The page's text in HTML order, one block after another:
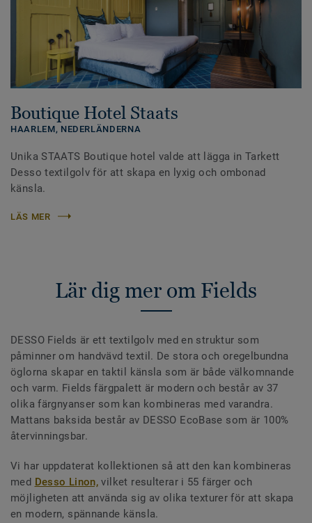
Boutique Hotel Staats
HAARLEM, NEDERLÄNDERNA
Unika STAATS Boutique hotel valde att lägga in Tarkett
Desso textilgolv för att skapa en lyxig och ombonad
känsla.
LÄS MER
Lär dig mer om Fields
DESSO Fields är ett textilgolv med en struktur som
påminner om handvävd textil. De stora och oregelbundna
öglorna skapar en taktil känsla som är både välkomnande
och varm. Fields färgpalett är modern och består av 37
olika färgnyanser som kan kombineras med varandra.
Mattans baksida består av DESSO EcoBase som är 100%
återvinningsbar.
Vi har uppdaterat kollektionen så att den kan kombineras
med Desso Linon, vilket resulterar i 55 färger och
möjligheten att använda sig av olika texturer för att skapa
en modern, spännande känsla.